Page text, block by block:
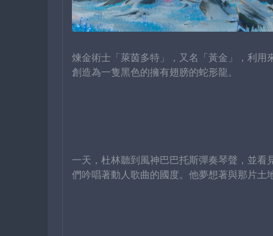
煉金術士「萊茵多特」，又名「黃金」，利
創造為一隻黑色的擁有翅膀的蛇形龍。
一天，杜林聽到風神巴巴托斯彈奏琴聲，並
們吟唱著動人歌曲的國度。他夢想著與那片